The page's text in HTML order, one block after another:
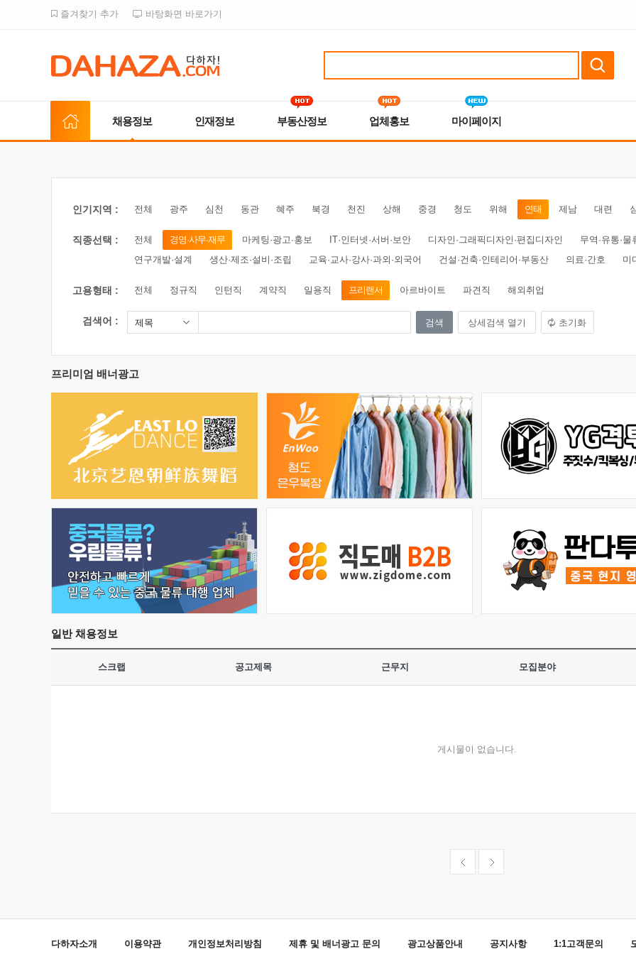
즐겨찾기 추가 바탕화면 바로가기
채용정보 인재정보 부동산정보 업체홍보 마이페이지
인기지역 : 전체 광주 심천 동관 혜주 북경 천진 상해 중경 청도 위해 연태 제남 대련
직종선택 : 전체 경영·사무·재무 마케팅·광고·홍보 IT·인터넷·서버·보안 디자인·그래픽디자인·편집디자인
무역·유통·물
연구개발·설계
생산·제조·설비·조립 교육·교사·강사·과외·외국어 건설·건축·인테리어·부동산 의료·간호 미
고용형태 : 전체 정규직 인턴직 계약직 일용직 프리랜서 아르바이트 파견직 해외취업
검색어 : 제목 상세검색 열기 초기화
프리미엄 배너광고
일반채용정보
스크랩 공고제목 근무지 모집분야
게시물이 없습니다.
다하자소개 이용약관 개인정보처리방침 제휴 및 배너광고 문의 광고상품안내 공지사항 1:1고객문의